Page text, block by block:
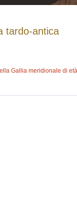
tardo-antica
Gallia meridionale di